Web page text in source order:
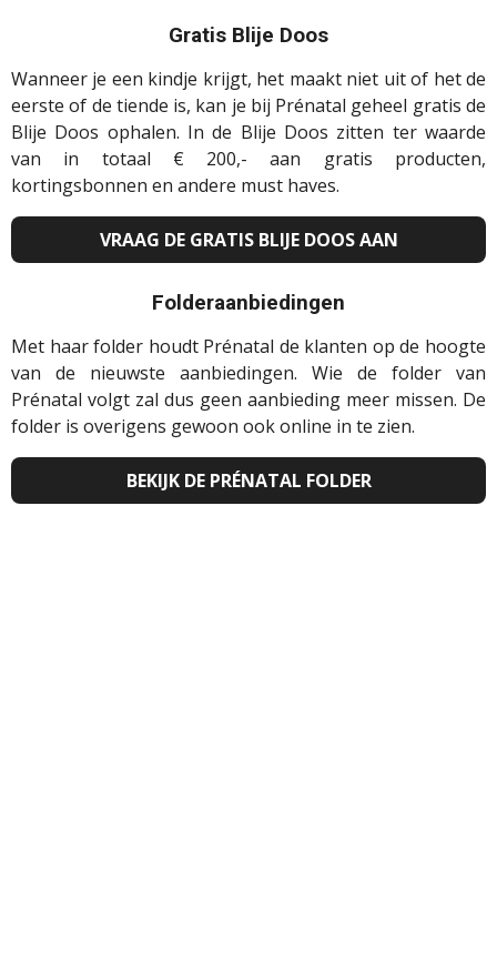
Gratis Blije Doos
Wanneer je een kindje krijgt, het maakt niet uit of het de
eerste of de tiende is, kan je bij Prénatal geheel gratis de
Blije Doos ophalen. In de Blije Doos zitten ter waarde
van in totaal € 200,- aan gratis producten,
kortingsbonnen en andere must haves.
VRAAG DE GRATIS BLIJE DOOS AAN
Folderaanbiedingen
Met haar folder houdt Prénatal de klanten op de hoogte
van de nieuwste aanbiedingen. Wie de folder van
Prénatal volgt zal dus geen aanbieding meer missen. De
folder is overigens gewoon ook online in te zien.
BEKIJK DE PRÉNATAL FOLDER